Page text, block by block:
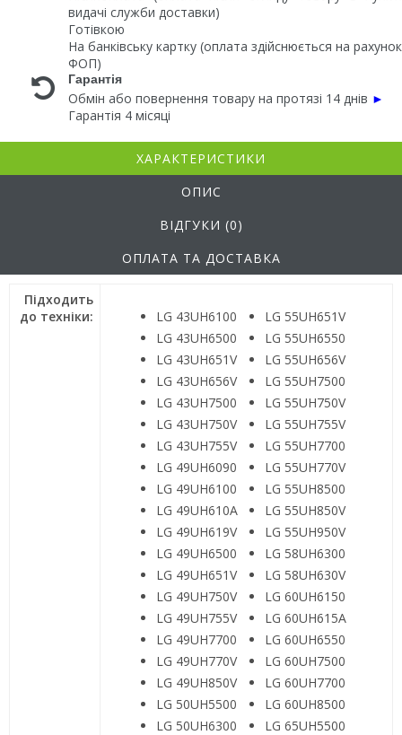
видачі служби доставки)
Готівкою
На банківську картку (оплата здійснюється на рахунок
ФОП)
Гарантія
Обмін або повернення товару на протязі 14 днів ►
Гарантія 4 місяці
ХАРАКТЕРИСТИКИ
ОПИС
ВІДГУКИ (0)
ОПЛАТА ТА ДОСТАВКА
Підходить
до техніки:
LG 43UH6100
LG 43UH6500
LG 43UH651V
LG 43UH656V
LG 43UH7500
LG 43UH750V
LG 43UH755V
LG 49UH6090
LG 49UH6100
LG 49UH610A
LG 49UH619V
LG 49UH6500
LG 49UH651V
LG 49UH750V
LG 49UH755V
LG 49UH7700
LG 49UH770V
LG 49UH850V
LG 50UH5500
LG 50UH6300
LG 55UH651V
LG 55UH6550
LG 55UH656V
LG 55UH7500
LG 55UH750V
LG 55UH755V
LG 55UH7700
LG 55UH770V
LG 55UH8500
LG 55UH850V
LG 55UH950V
LG 58UH6300
LG 58UH630V
LG 60UH6150
LG 60UH615A
LG 60UH6550
LG 60UH7500
LG 60UH7700
LG 60UH8500
LG 65UH5500